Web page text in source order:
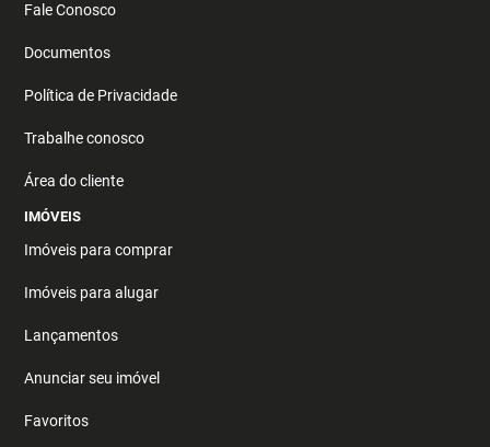
Fale Conosco
Documentos
Política de Privacidade
Trabalhe conosco
Área do cliente
IMÓVEIS
Imóveis para comprar
Imóveis para alugar
Lançamentos
Anunciar seu imóvel
Favoritos